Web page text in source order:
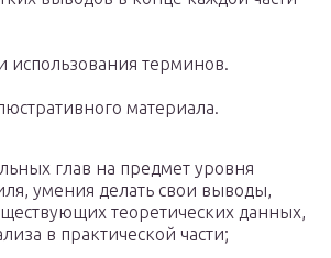
использования терминов.
материала.
глав на предмет уровня
умения делать свои выводы,
теоретических данных,
в практической части;